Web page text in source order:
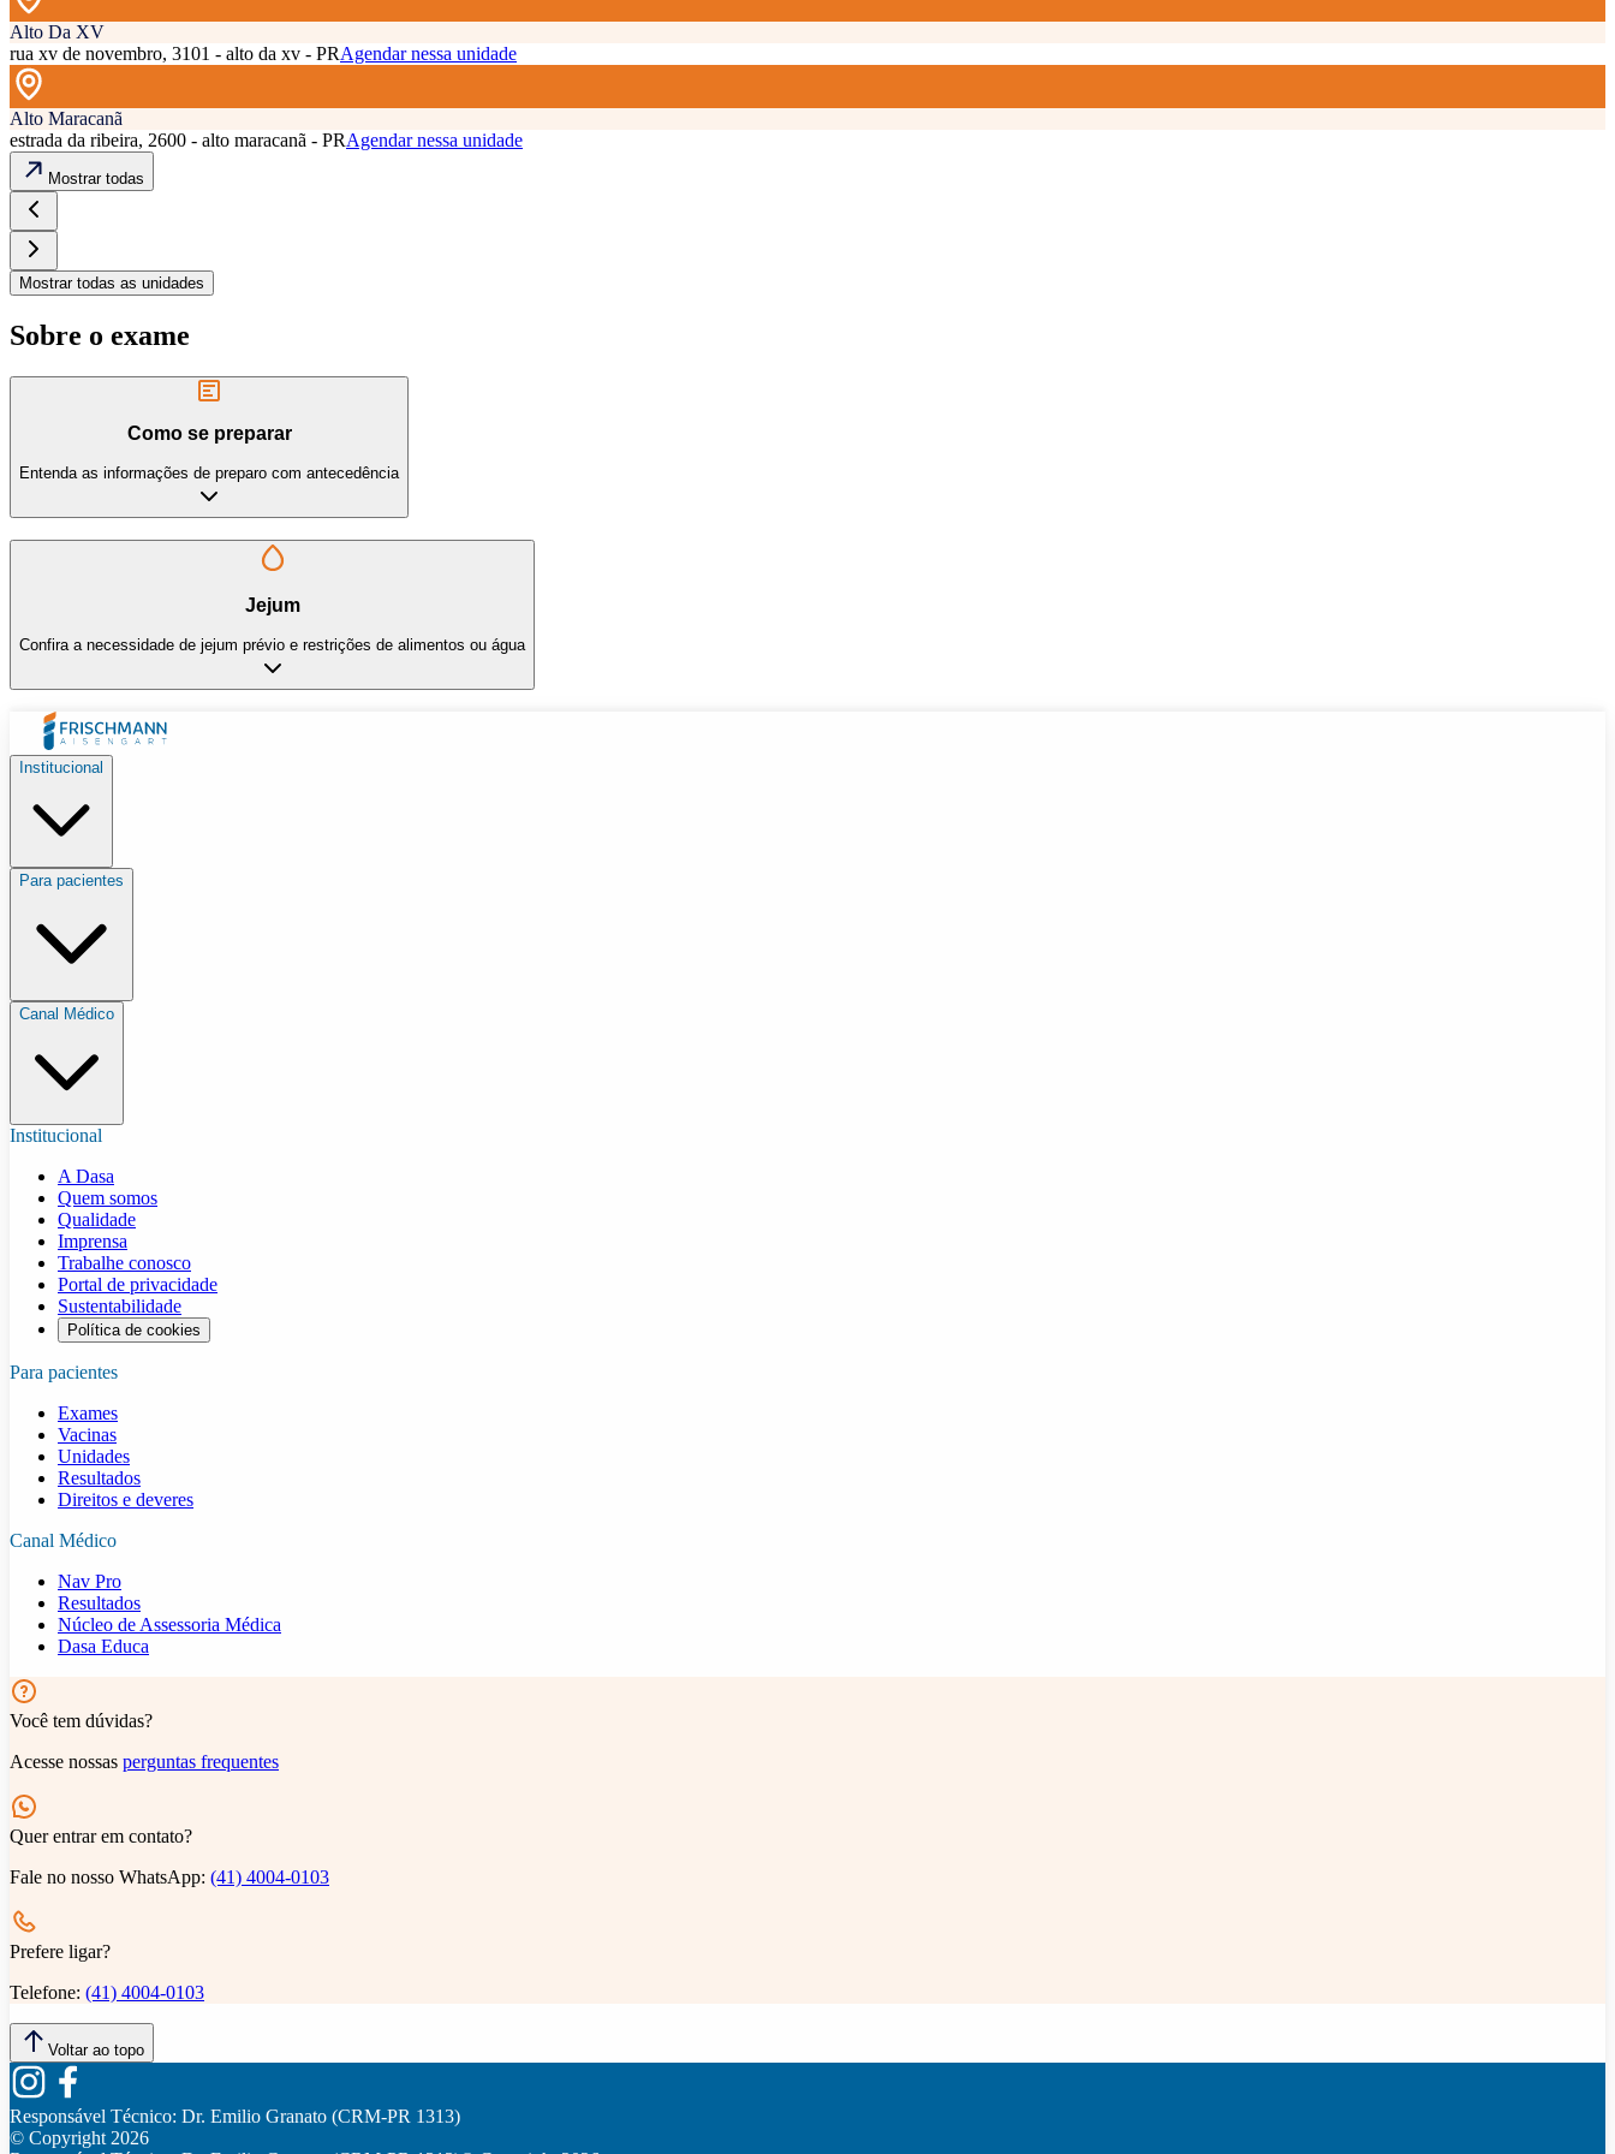
Alto Da XV
rua xv de novembro, 3101 - alto da xv - PRAgendar nessa unidade
Alto Maracanã
estrada da ribeira, 2600 - alto maracanã - PRAgendar nessa unidade
Mostrar todas
Mostrar todas as unidades
Sobre o exame
Como se preparar
Entenda as informações de preparo com antecedência
Jejum
Confira a necessidade de jejum prévio e restrições de alimentos ou água
Institucional
Para pacientes
Canal Médico
Institucional
A Dasa
Quem somos
Qualidade
Imprensa
Trabalhe conosco
Portal de privacidade
Sustentabilidade
Política de cookies
Para pacientes
Exames
Vacinas
Unidades
Resultados
Direitos e deveres
Canal Médico
Nav Pro
Resultados
Núcleo de Assessoria Médica
Dasa Educa
Você tem dúvidas?
Acesse nossas perguntas frequentes
Quer entrar em contato?
Fale no nosso WhatsApp: (41) 4004-0103
Prefere ligar?
Telefone: (41) 4004-0103
Voltar ao topo
Responsável Técnico: Dr. Emilio Granato (CRM-PR 1313)
© Copyright 2026